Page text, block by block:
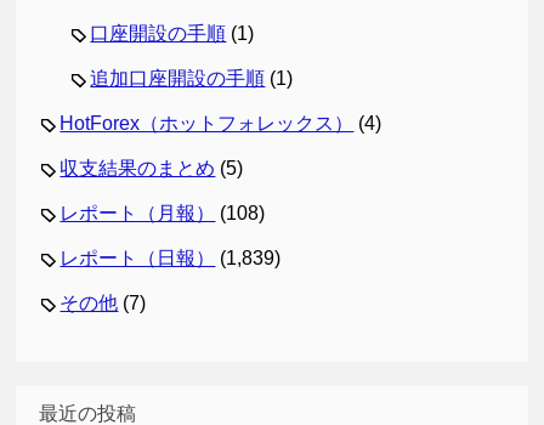
口座開設の手順 (1)
追加口座開設の手順 (1)
HotForex（ホットフォレックス） (4)
収支結果のまとめ (5)
レポート（月報） (108)
レポート（日報） (1,839)
その他 (7)
最近の投稿